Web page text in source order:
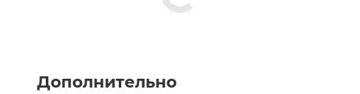
Дополнительно